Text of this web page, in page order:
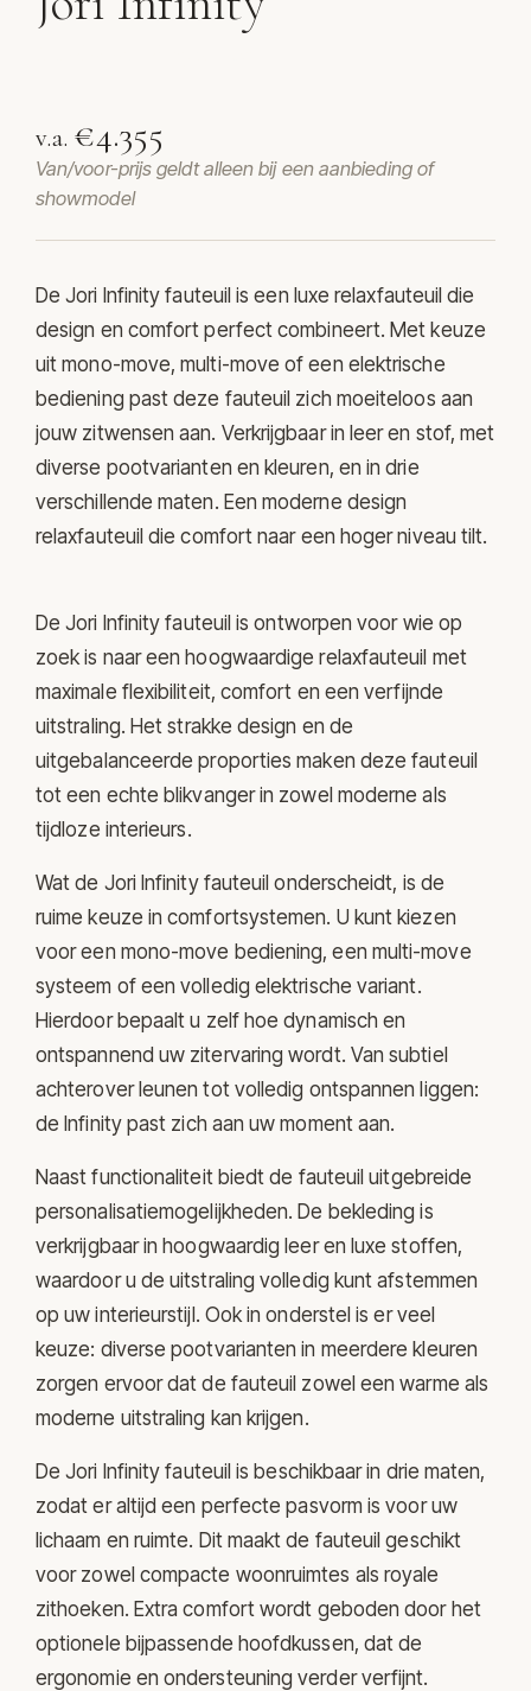
v.a. €4.355
Van/voor-prijs geldt alleen bij een aanbieding of
showmodel
De Jori Infinity fauteuil is een luxe relaxfauteuil die
design en comfort perfect combineert. Met keuze
uit mono-move, multi-move of een elektrische
bediening past deze fauteuil zich moeiteloos aan
jouw zitwensen aan. Verkrijgbaar in leer en stof, met
diverse pootvarianten en kleuren, en in drie
verschillende maten. Een moderne design
relaxfauteuil die comfort naar een hoger niveau tilt.
De Jori Infinity fauteuil is ontworpen voor wie op
zoek is naar een hoogwaardige relaxfauteuil met
maximale flexibiliteit, comfort en een verfijnde
uitstraling. Het strakke design en de
uitgebalanceerde proporties maken deze fauteuil
tot een echte blikvanger in zowel moderne als
tijdloze interieurs.
Wat de Jori Infinity fauteuil onderscheidt, is de
ruime keuze in comfortsystemen. U kunt kiezen
voor een mono-move bediening, een multi-move
systeem of een volledig elektrische variant.
Hierdoor bepaalt u zelf hoe dynamisch en
ontspannend uw zitervaring wordt. Van subtiel
achterover leunen tot volledig ontspannen liggen:
de Infinity past zich aan uw moment aan.
Naast functionaliteit biedt de fauteuil uitgebreide
personalisatiemogelijkheden. De bekleding is
verkrijgbaar in hoogwaardig leer en luxe stoffen,
waardoor u de uitstraling volledig kunt afstemmen
op uw interieurstijl. Ook in onderstel is er veel
keuze: diverse pootvarianten in meerdere kleuren
zorgen ervoor dat de fauteuil zowel een warme als
moderne uitstraling kan krijgen.
De Jori Infinity fauteuil is beschikbaar in drie maten,
zodat er altijd een perfecte pasvorm is voor uw
lichaam en ruimte. Dit maakt de fauteuil geschikt
voor zowel compacte woonruimtes als royale
zithoeken. Extra comfort wordt geboden door het
optionele bijpassende hoofdkussen, dat de
ergonomie en ondersteuning verder verfijnt.